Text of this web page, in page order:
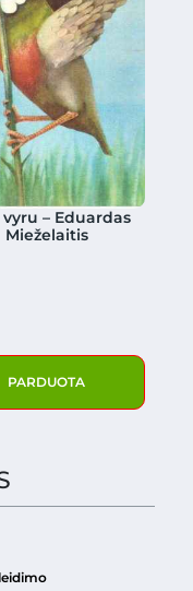
– Eduardas
Mieželaitis
PARDUOTA